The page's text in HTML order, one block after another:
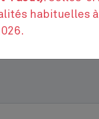
habituelles